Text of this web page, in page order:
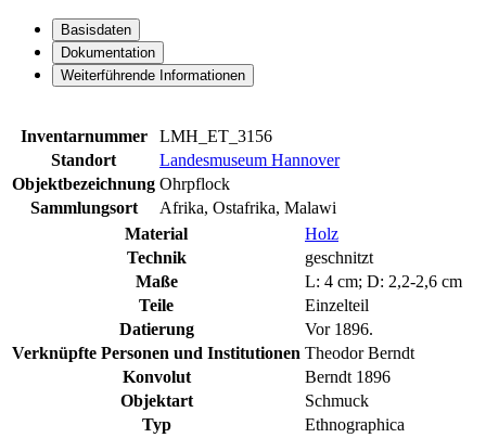
Basisdaten
Dokumentation
Weiterführende Informationen
Inventarnummer
LMH_ET_3156
Standort
Landesmuseum Hannover
Objektbezeichnung Ohrpflock
Sammlungsort
Afrika, Ostafrika, Malawi
Material
Holz
Technik
geschnitzt
Maße
L: 4 cm; D: 2,2-2,6 cm
Teile
Einzelteil
Datierung
Vor 1896.
Verknüpfte Personen und Institutionen Theodor Berndt
Konvolut
Berndt 1896
Objektart
Schmuck
Typ
Ethnographica